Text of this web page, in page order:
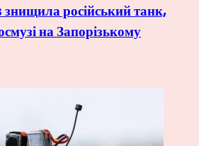
російський танк,
на Запорізькому